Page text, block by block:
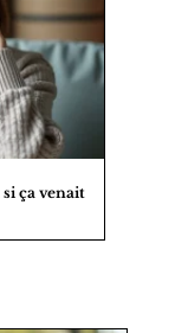
ça venait